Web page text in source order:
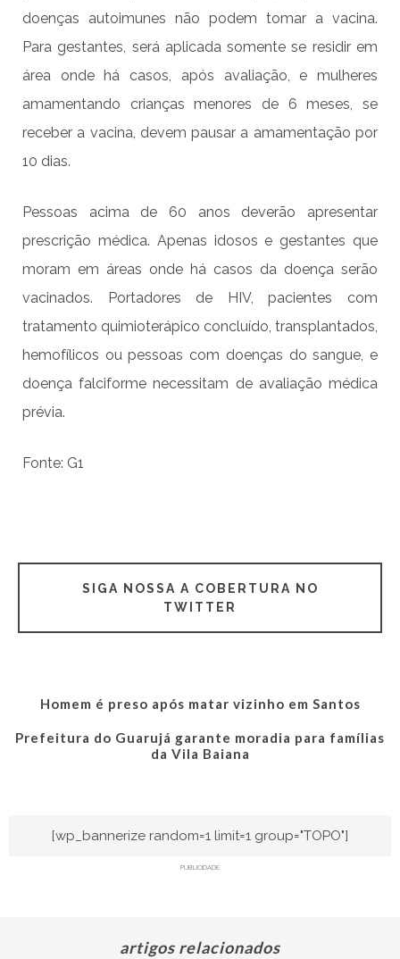
doenças autoimunes não podem tomar a vacina.
Para gestantes, será aplicada somente se residir em
área onde há casos, após avaliação, e mulheres
amamentando crianças menores de 6 meses, se
receber a vacina, devem pausar a amamentação por
10 dias.
Pessoas acima de 60 anos deverão apresentar
prescrição médica. Apenas idosos e gestantes que
moram em áreas onde há casos da doença serão
vacinados. Portadores de HIV, pacientes com
tratamento quimioterápico concluído, transplantados,
hemofílicos ou pessoas com doenças do sangue, e
doença falciforme necessitam de avaliação médica
prévia.
Fonte: G1
SIGA NOSSA A COBERTURA NO
TWITTER
Homem é preso após matar vizinho em Santos
Prefeitura do Guarujá garante moradia para famílias
da Vila Baiana
[wp_bannerize random=1 limit=1 group="TOPO"]
PUBLICIDADE
artigos relacionados